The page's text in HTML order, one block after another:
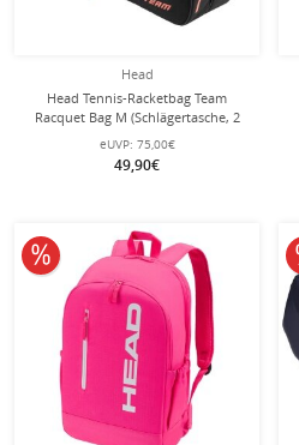
Head
Head Tennis-Racketbag Team
Racquet Bag M (Schlägertasche, 2
Hauptfächer) 2024 schwarz/grau 6er
eUVP: 75,00€
49,90€
10% reduziert